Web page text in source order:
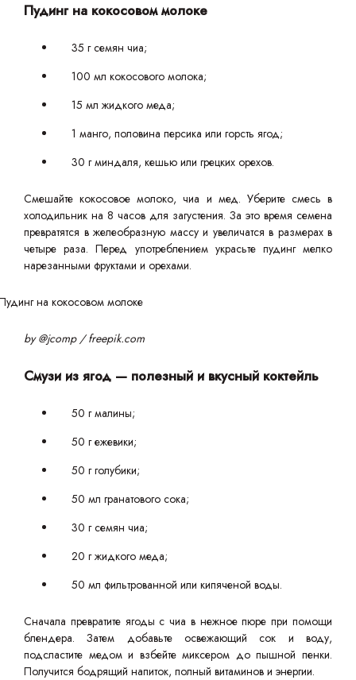
Пудинг на кокосовом молоке
35 г семян чиа;
100 мл кокосового молока;
15 мл жидкого меда;
1 манго, половина персика или горсть ягод;
30 г миндаля, кешью или грецких орехов.
Смешайте кокосовое молоко, чиа и мед. Уберите смесь в
холодильник на 8 часов для загустения. За это время семена
превратятся в желеобразную массу и увеличатся в размерах в
четыре раза. Перед употреблением украсьте пудинг мелко
нарезанными фруктами и орехами.
by @jcomp / freepik.com
Смузи из ягод — полезный и вкусный коктейль
50 г малины;
50 г ежевики;
50 г голубики;
50 мл гранатового сока;
30 г семян чиа;
20 г жидкого меда;
50 мл фильтрованной или кипяченой воды.
Сначала превратите ягоды с чиа в нежное пюре при помощи
блендера. Затем добавьте освежающий сок и воду,
подсластите медом и взбейте миксером до пышной пенки.
Получится бодрящий напиток, полный витаминов и энергии.